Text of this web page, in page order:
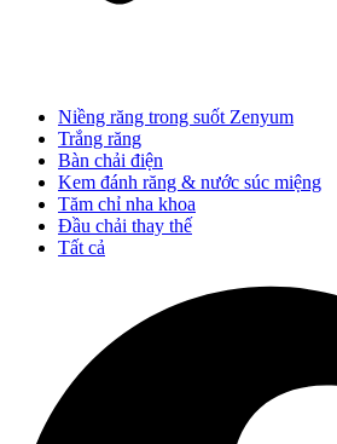
Niềng răng trong suốt Zenyum
Trắng răng
Bàn chải điện
Kem đánh răng & nước súc miệng
Tăm chỉ nha khoa
Đầu chải thay thế
Tất cả